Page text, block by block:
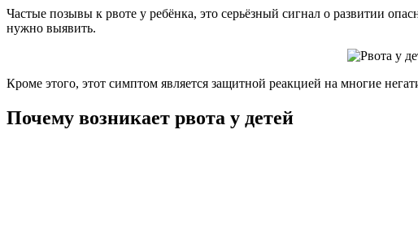
Частые позывы к рвоте у ребёнка, это серьёзный сигнал о развитии
нужно выявить.
Кроме этого, этот симптом является защитной реакцией на многие
Почему возникает рвота у детей